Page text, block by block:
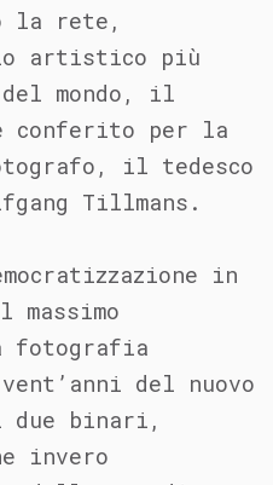
la rete,
artistico più
del mondo, il
conferito per la
il tedesco
Tillmans.
in
massimo
fotografia
del nuovo
due binari,
invero